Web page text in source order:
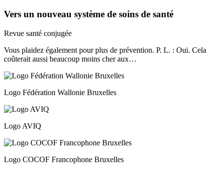
Vers un nouveau système de soins de santé
Revue santé conjugée
Vous plaidez également pour plus de prévention. P. L. : Oui. Cela
coûterait aussi beaucoup moins cher aux…
Logo Fédération Wallonie Bruxelles
Logo AVIQ
Logo COCOF Francophone Bruxelles